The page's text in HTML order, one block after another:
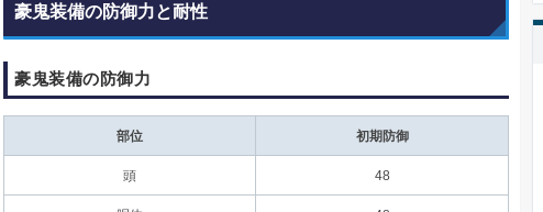
豪鬼装備の防御力と耐性
豪鬼装備の防御力
部位 初期防御
頭 48